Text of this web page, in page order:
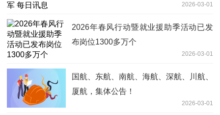
2026-03-01
2026年春风行动暨就业援助季活动已发
布岗位1300多万个
2026-03-01
国航、东航、南航、海航、深航、川航、
厦航，集体公告！
2026-03-01